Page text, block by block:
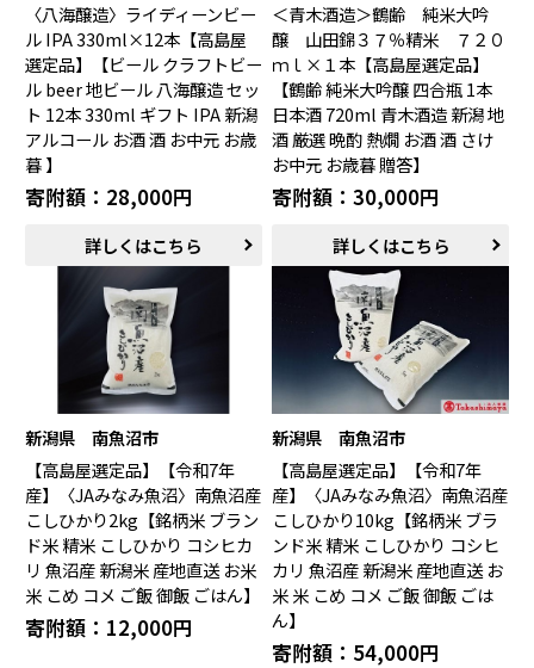
〈八海醸造〉ライディーンビー
ル IPA 330ml×12本【高島屋
選定品】【ビール クラフトビー
ル beer 地ビール 八海醸造 セッ
ト 12本 330ml ギフト IPA 新潟
アルコール お酒 酒 お中元 お歳
暮 】
寄附額：28,000円
詳しくはこちら
＜青木酒造＞鶴齢 純米大吟
醸 山田錦３７％精米 ７２０
ｍｌ×１本【高島屋選定品】
【鶴齢 純米大吟醸 四合瓶 1本
日本酒 720ml 青木酒造 新潟 地
酒 厳選 晩酌 熱燗 お酒 酒 さけ
お中元 お歳暮 贈答】
寄附額：30,000円
詳しくはこちら
新潟県 南魚沼市
【高島屋選定品】【令和7年
産】〈JAみなみ魚沼〉南魚沼産
こしひかり2kg【銘柄米 ブラン
ド米 精米 こしひかり コシヒカ
リ 魚沼産 新潟米 産地直送 お米
米 こめ コメ ご飯 御飯 ごはん】
寄附額：12,000円
新潟県 南魚沼市
【高島屋選定品】【令和7年
産】〈JAみなみ魚沼〉南魚沼産
こしひかり10kg【銘柄米 ブラ
ンド米 精米 こしひかり コシヒ
カリ 魚沼産 新潟米 産地直送 お
米 米 こめ コメ ご飯 御飯 ごは
ん】
寄附額：54,000円